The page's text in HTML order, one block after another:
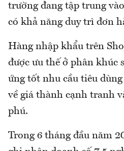
trường đang tập trung
có khả năng duy trì đơn
Hàng nhập khẩu trên
được ưu thế ở phân khúc
ứng tốt nhu cầu tiêu
về giá thành cạnh tranh
phú.
Trong 6 tháng đầu năm